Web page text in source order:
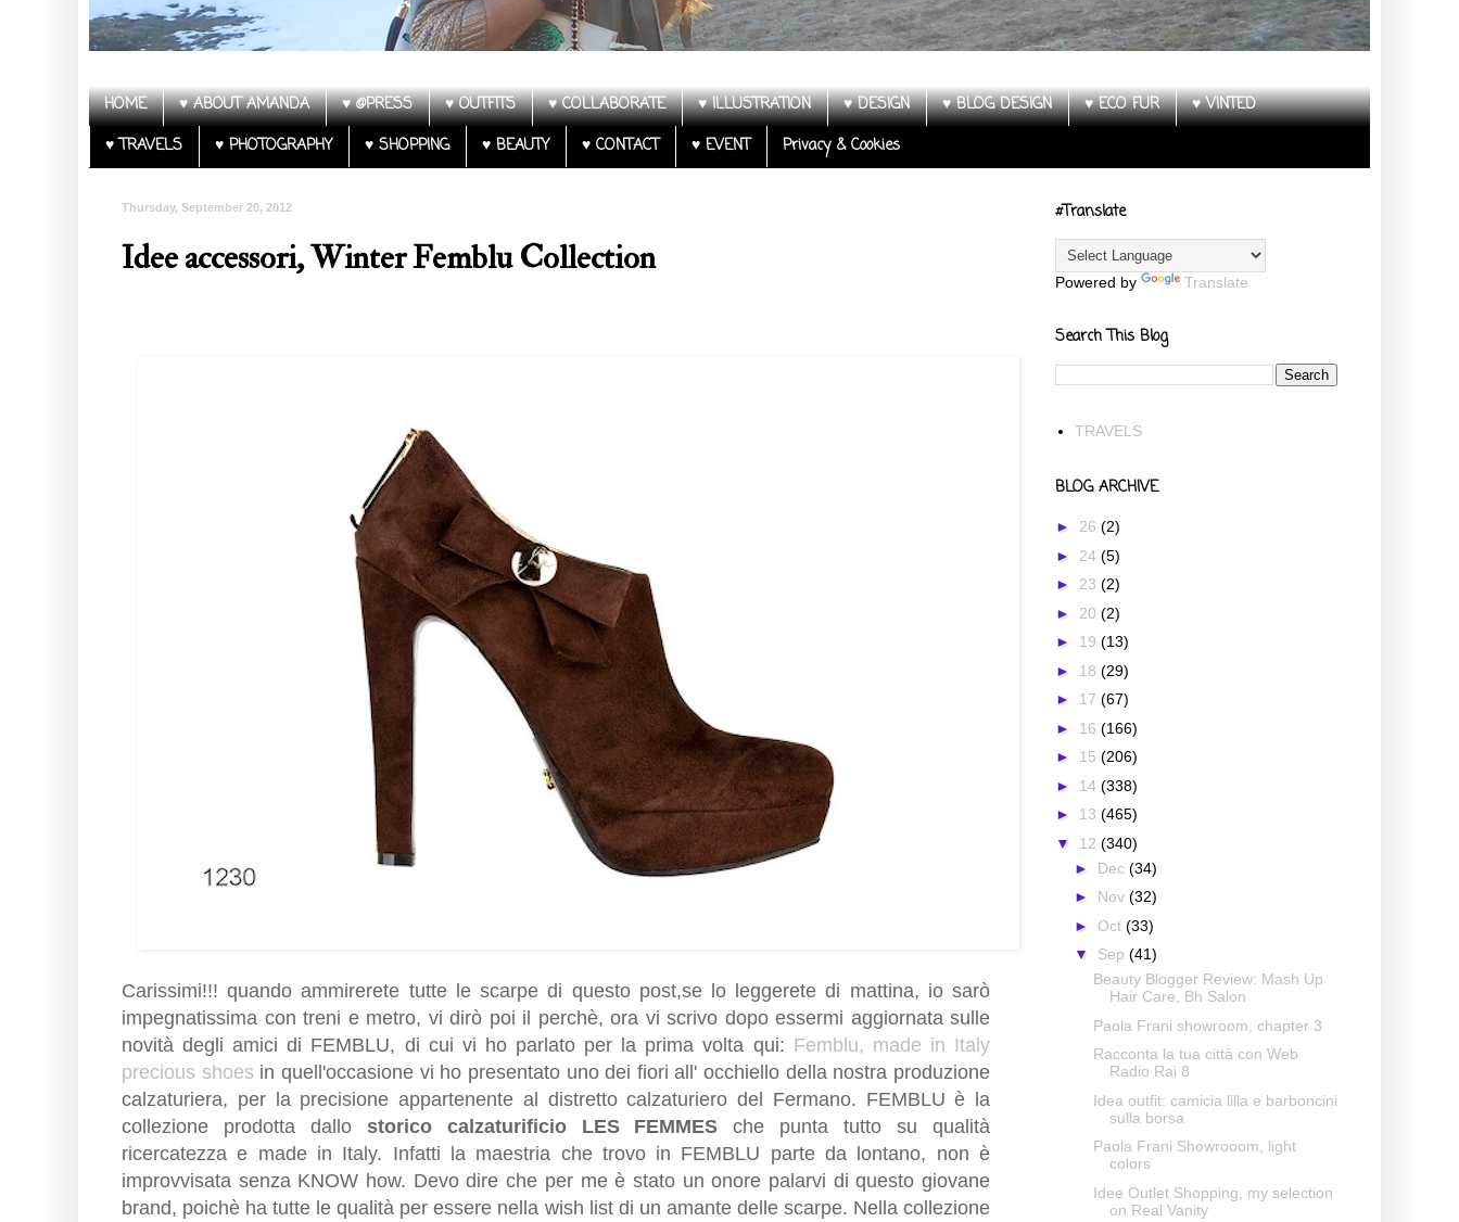
HOME ♥ ABOUT AMANDA ♥ @PRESS ♥ OUTFITS ♥ COLLABORATE ♥ ILLUSTRATION ♥ DESIGN ♥ BLOG DESIGN ♥ ECO FUR
♥ VINTED
♥ TRAVELS
♥ PHOTOGRAPHY ♥ SHOPPING ♥ BEAUTY ♥ CONTACT ♥ EVENT Privacy & Cookies
Thursday, September 20, 2012
Idee accessori, Winter Femblu Collection
Carissimi!!! quando ammirerete tutte le scarpe di questo post,se lo leggerete di mattina, io sarò
impegnatissima con treni e metro, vi dirò poi il perchè, ora vi scrivo dopo essermi aggiornata sulle
novità degli amici di FEMBLU, di cui vi ho parlato per la prima volta qui: Femblu, made in Italy
precious shoes in quell'occasione vi ho presentato uno dei fiori all' occhiello della nostra produzione
calzaturiera, per la precisione appartenente al distretto calzaturiero del Fermano. FEMBLU è la
collezione prodotta dallo storico calzaturificio LES FEMMES che punta tutto su qualità
ricercatezza e made in Italy. Infatti la maestria che trovo in FEMBLU parte da lontano, non è
improvvisata senza KNOW how. Devo dire che per me è stato un onore palarvi di questo giovane
brand, poichè ha tutte le qualità per essere nella wish list di un amante delle scarpe. Nella collezione
#Translate
Powered by Translate
Search This Blog
TRAVELS
BLOG ARCHIVE
► 26 (2)
► 24 (5)
► 23 (2)
► 20 (2)
► 19 (13)
► 18 (29)
► 17 (67)
► 16 (166)
► 15 (206)
► 14 (338)
► 13 (465)
▼ 12 (340)
► Dec (34)
► Nov (32)
► Oct (33)
▼ Sep (41)
Beauty Blogger Review: Mash Up
Hair Care, Bh Salon
Paola Frani showroom, chapter 3
Racconta la tua città con Web
Radio Rai 8
Idea outfit: camicia lilla e barboncini
sulla borsa
Paola Frani Showrooom, light
colors
Idee Outlet Shopping, my selection
on Real Vanity